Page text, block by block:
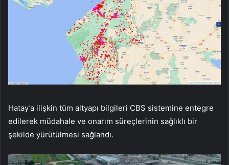
Hatay’a ilişkin tüm altyapı bilgileri CBS sistemine entegre
edilerek müdahale ve onarım süreçlerinin sağlıklı bir
şekilde yürütülmesi sağlandı.